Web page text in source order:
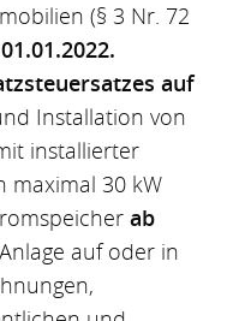
(§ 3 Nr. 72
auf
Installation von
installierter
maximal 30 kW
ab
auf oder in